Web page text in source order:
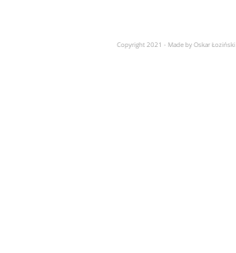
Copyright 2021 - Made by Oskar Łoziński